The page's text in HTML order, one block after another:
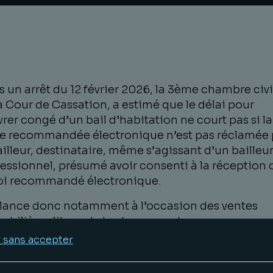
un arrêt du 12 février 2026, la 3ème chambre
Cour de Cassation, a estimé que le délai pour
congé d’un bail d’habitation ne court pas si la
recommandée électronique n’est pas réclamée
destinataire, même s’agissant d’un bailleur
présumé avoir consenti à la réception
recommandé électronique.
donc notamment à l’occasion des ventes
libres de tout occupant.
12 février 2026 n°24-14.383FD
accepter